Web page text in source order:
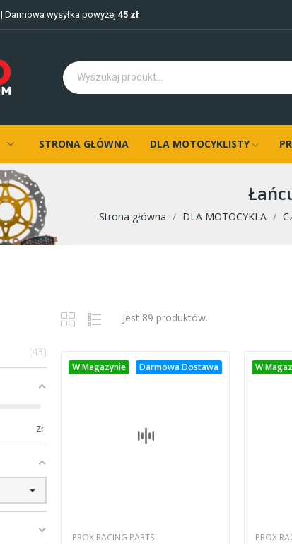
| Darmowa wysyłka powyżej 45 zł
STRONA GŁÓWNA DLA MOTOCYKLISTY
Strona główna DLA MOTOCYKLA
43
zł
Jest 89 produktów.
W Magazynie Darmowa Dostawa
PROX RACING PARTS
W
PROX